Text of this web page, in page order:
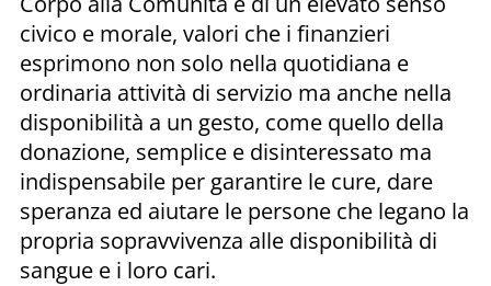
civico e morale, valori che i finanzieri
esprimono non solo nella quotidiana e
ordinaria attività di servizio ma anche nella
disponibilità a un gesto, come quello della
donazione, semplice e disinteressato ma
indispensabile per garantire le cure, dare
speranza ed aiutare le persone che legano la
propria sopravvivenza alle disponibilità di
sangue e i loro cari.